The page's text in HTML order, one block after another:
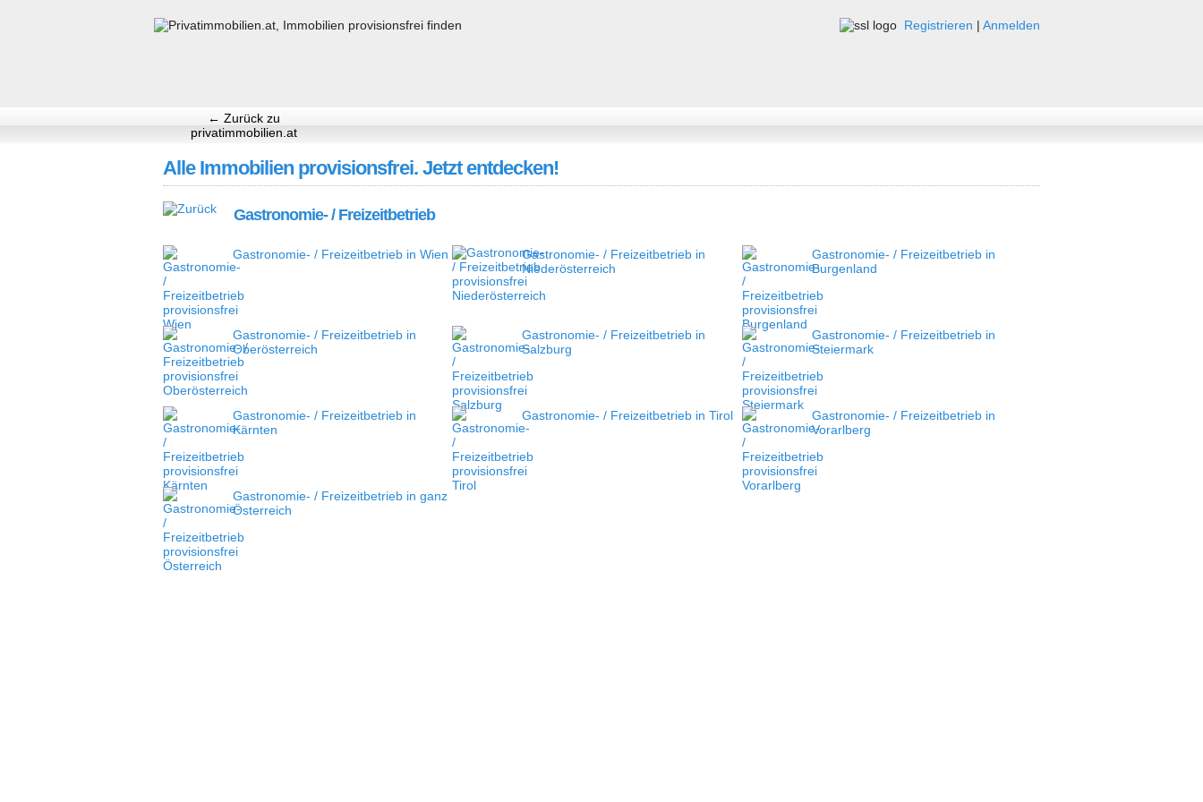
Registrieren | Anmelden
← Zurück zu
privatimmobilien.at
Alle Immobilien provisionsfrei. Jetzt entdecken!
Gastronomie- / Freizeitbetrieb
Gastronomie- / Freizeitbetrieb in Wien
Gastronomie- / Freizeitbetrieb in
Niederösterreich
Gastronomie- / Freizeitbetrieb in
Burgenland
Gastronomie- / Freizeitbetrieb in
Oberösterreich
Gastronomie- / Freizeitbetrieb in
Salzburg
Gastronomie- / Freizeitbetrieb in
Steiermark
Gastronomie- / Freizeitbetrieb in
Kärnten
Gastronomie- / Freizeitbetrieb in Tirol
Gastronomie- / Freizeitbetrieb in
Vorarlberg
Gastronomie- / Freizeitbetrieb in ganz
Österreich